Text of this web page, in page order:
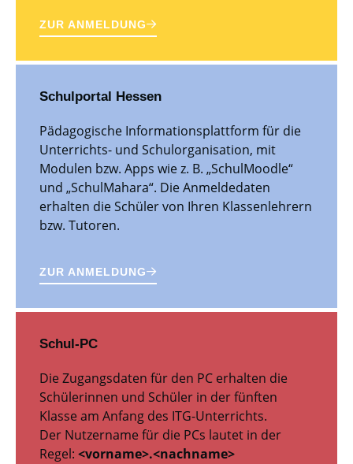
ZUR ANMELDUNG
Schulportal Hessen
Pädagogische Informationsplattform für die
Unterrichts- und Schulorganisation, mit
Modulen bzw. Apps wie z. B. „SchulMoodle“
und „SchulMahara“. Die Anmeldedaten
erhalten die Schüler von Ihren Klassenlehrern
bzw. Tutoren.
ZUR ANMELDUNG
Schul-PC
Die Zugangsdaten für den PC erhalten die
Schülerinnen und Schüler in der fünften
Klasse am Anfang des ITG-Unterrichts.
Der Nutzername für die PCs lautet in der
Regel: <vorname>.<nachname>